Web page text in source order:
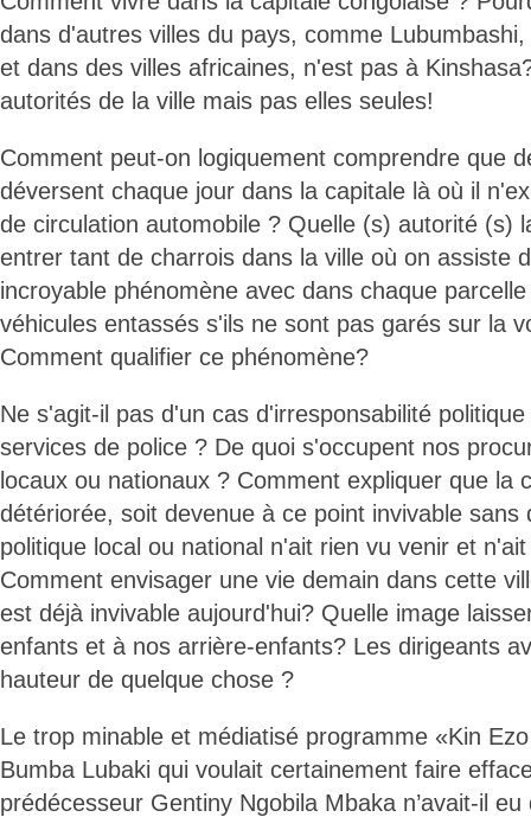
dans d'autres villes du pays, comme
et dans des villes africaines, n'est pas à
autorités de la ville mais pas elles seules!
Comment peut-on logiquement comprendre que
déversent chaque jour dans la capitale là où il
de circulation automobile ? Quelle (s) autorité (s)
entrer tant de charrois dans la ville où on assiste
incroyable phénomène avec dans chaque
véhicules entassés s'ils ne sont pas garés sur la
Comment qualifier ce phénomène?
Ne s'agit-il pas d'un cas d'irresponsabilité
services de police ? De quoi s'occupent nos
locaux ou nationaux ? Comment expliquer que la
détériorée, soit devenue à ce point invivable sans
politique local ou national n'ait rien vu venir et
Comment envisager une vie demain dans cette
est déjà invivable aujourd'hui? Quelle image
enfants et à nos arrière-enfants? Les dirigeants
hauteur de quelque chose ?
Le trop minable et médiatisé programme «Kin
Bumba Lubaki qui voulait certainement faire
prédécesseur Gentiny Ngobila Mbaka n’avait-il eu